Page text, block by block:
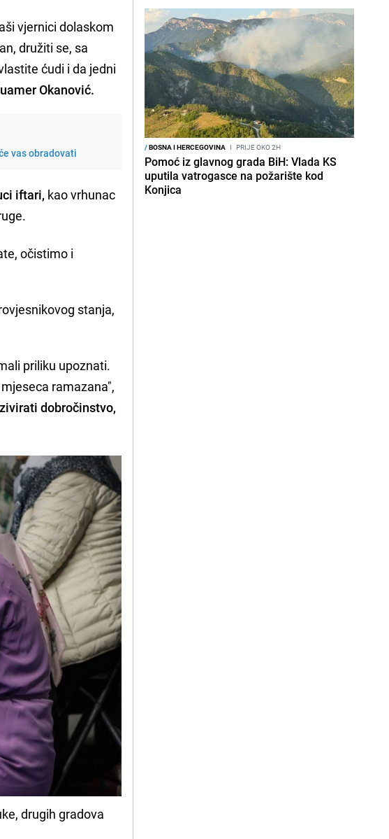
vjernici dolaskom
družiti se, sa
ćudi i da jedni
Okanović.
vas obradovati
iftari, kao vrhunac
očistimo i
stanja,
priliku upoznati.
ramazana",
dobročinstvo,
drugih gradova
/BOSNA I HERCEGOVINA I PRIJE OKO 2H
Pomoć iz glavnog grada BiH: Vlada KS
uputila vatrogasce na požarište kod
Konjica